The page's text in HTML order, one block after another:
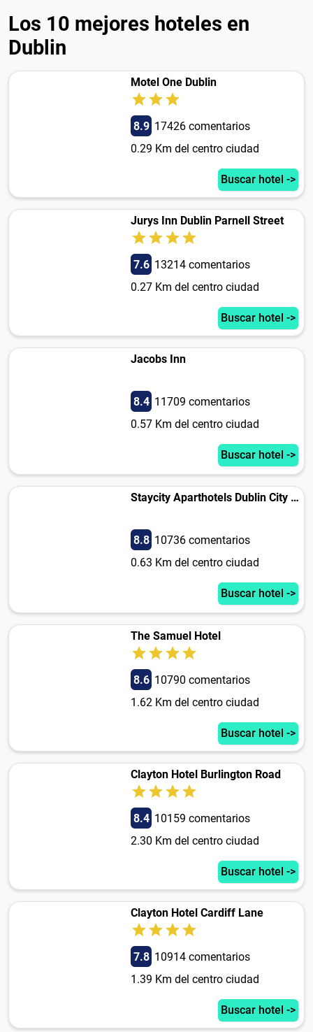
Los 10 mejores hoteles en
Dublin
Motel One Dublin
8.9 17426 comentarios
0.29 Km del centro ciudad
Buscar hotel ->
Jurys Inn Dublin Parnell Street
7.6 13214 comentarios
0.27 Km del centro ciudad
Buscar hotel ->
Jacobs Inn
8.4 11709 comentarios
0.57 Km del centro ciudad
Buscar hotel ->
Staycity Aparthotels Dublin City Centre
8.8 10736 comentarios
0.63 Km del centro ciudad
Buscar hotel ->
The Samuel Hotel
8.6 10790 comentarios
1.62 Km del centro ciudad
Buscar hotel ->
Clayton Hotel Burlington Road
8.4 10159 comentarios
2.30 Km del centro ciudad
Buscar hotel ->
Clayton Hotel Cardiff Lane
7.8 10914 comentarios
1.39 Km del centro ciudad
Buscar hotel ->